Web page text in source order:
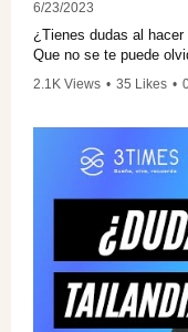
6/23/2023
¿Tienes dudas al
Que no se te puede
Bangkok a la ropa de
Ruta de diseño
https://
Ruta Children-
https://
alternativa-
2.1K Views • 35 Likes •